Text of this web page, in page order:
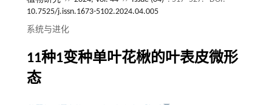
10.7525/j.issn.1673-5102.2024.04.005
系统与进化
11种1变种单叶花楸的叶表皮微形
态